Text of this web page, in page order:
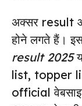
अक्सर result
होने लगते हैं।
result 2025
list, topper
official